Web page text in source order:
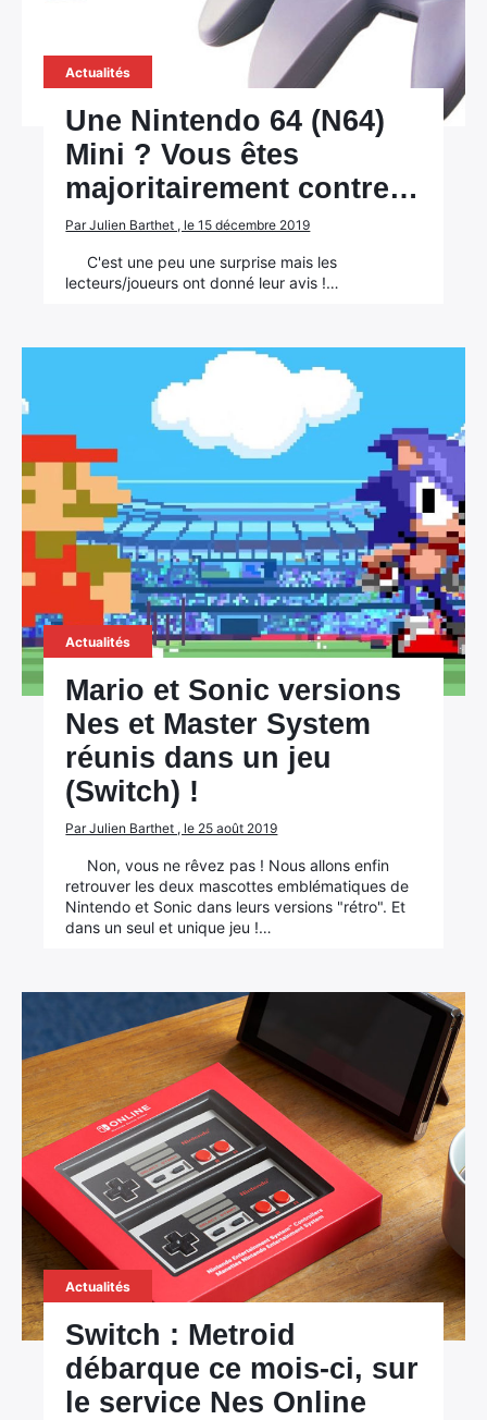
Actualités
Une Nintendo 64 (N64)
Mini ? Vous êtes
majoritairement contre…
Par Julien Barthet , le 15 décembre 2019
C'est une peu une surprise mais les
lecteurs/joueurs ont donné leur avis !…
Actualités
Mario et Sonic versions
Nes et Master System
réunis dans un jeu
(Switch) !
Par Julien Barthet , le 25 août 2019
Non, vous ne rêvez pas ! Nous allons enfin
retrouver les deux mascottes emblématiques de
Nintendo et Sonic dans leurs versions "rétro". Et
dans un seul et unique jeu !…
Actualités
Switch : Metroid
débarque ce mois-ci, sur
le service Nes Online